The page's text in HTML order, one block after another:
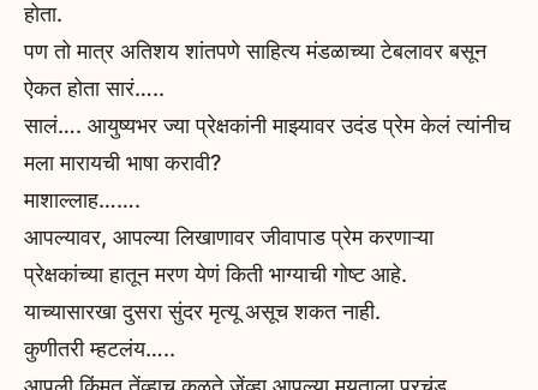
होता.
पण तो मात्र अतिशय शांतपणे साहित्य मंडळाच्या टेबलावर बसून
ऐकत होता सारं…..
सालं…. आयुष्यभर ज्या प्रेक्षकांनी माझ्यावर उदंड प्रेम केलं त्यांनीच
मला मारायची भाषा करावी?
माशाल्लाह…….
आपल्यावर, आपल्या लिखाणावर जीवापाड प्रेम करणाऱ्या
प्रेक्षकांच्या हातून मरण येणं किती भाग्याची गोष्ट आहे.
याच्यासारखा दुसरा सुंदर मृत्यू असूच शकत नाही.
कुणीतरी म्हटलंय…..